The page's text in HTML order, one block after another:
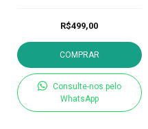
R$499,00
COMPRAR
Consulte-nos pelo
WhatsApp